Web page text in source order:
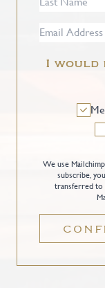
I would
We use
subscribe,
transferred to